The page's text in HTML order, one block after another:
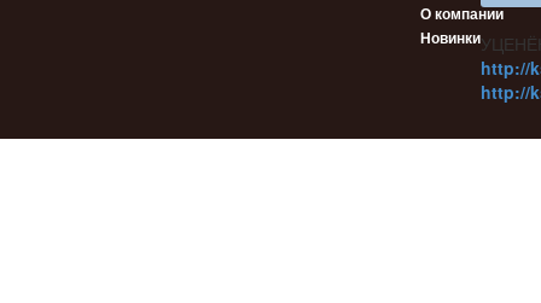
http://
http://
О компании
Новинки